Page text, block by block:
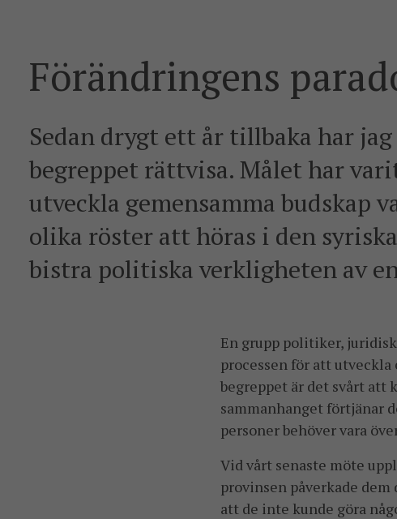
Förändringens
Sedan drygt ett år tillbaka har
begreppet rättvisa. Målet har
utveckla gemensamma budskap
olika röster att höras i den
bistra politiska verkligheten av
En grupp politiker,
processen för att utveckla
begreppet är det svårt att
sammanhanget förtjänar
personer behöver vara
Vid vårt senaste möte
provinsen påverkade
att de inte kunde göra